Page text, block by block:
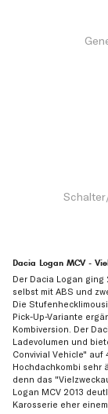
Dacia Logan MCV -
Der Dacia Logan
selbst mit ABS und
Die
Pick-Up-Variante
Kombiversion. Der
Ladevolumen und
Convivial Vehicle" auf
Hochdachkombi sehr
denn das
Logan MCV 2013
Karosserie eher